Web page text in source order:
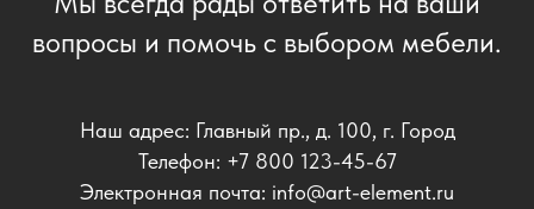
вопросы и помочь с выбором мебели.
Наш адрес: Главный пр., д. 100, г. Город
Телефон: +7 800 123-45-67
Электронная почта: info@art-element.ru